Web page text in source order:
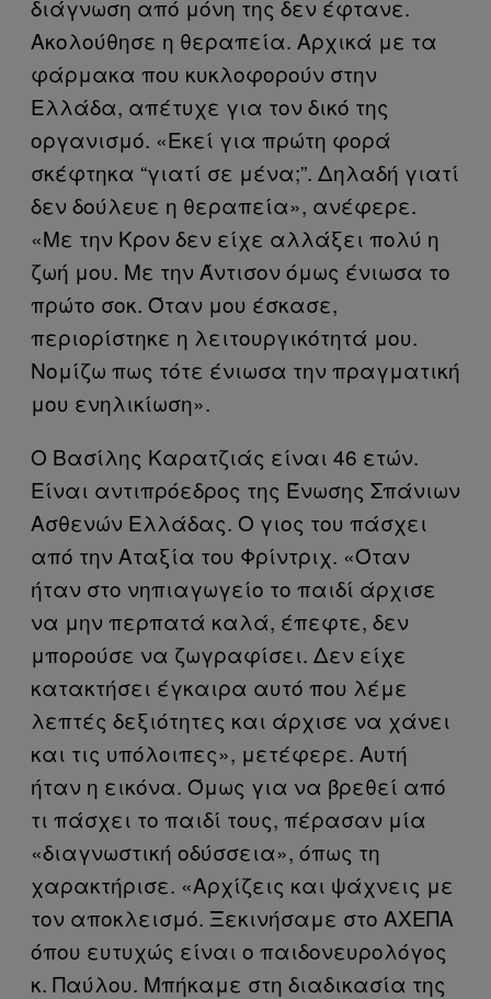
διάγνωση από μόνη της δεν έφτανε.
Ακολούθησε η θεραπεία. Αρχικά με τα
φάρμακα που κυκλοφορούν στην
Ελλάδα, απέτυχε για τον δικό της
οργανισμό. «Εκεί για πρώτη φορά
σκέφτηκα “γιατί σε μένα;”. Δηλαδή γιατί
δεν δούλευε η θεραπεία», ανέφερε.
«Με την Κρον δεν είχε αλλάξει πολύ η
ζωή μου. Με την Άντισον όμως ένιωσα το
πρώτο σοκ. Όταν μου έσκασε,
περιορίστηκε η λειτουργικότητά μου.
Νομίζω πως τότε ένιωσα την πραγματική
μου ενηλικίωση».
Ο Βασίλης Καρατζιάς είναι 46 ετών.
Είναι αντιπρόεδρος της Ένωσης Σπάνιων
Ασθενών Ελλάδας. Ο γιος του πάσχει
από την Αταξία του Φρίντριχ. «Όταν
ήταν στο νηπιαγωγείο το παιδί άρχισε
να μην περπατά καλά, έπεφτε, δεν
μπορούσε να ζωγραφίσει. Δεν είχε
κατακτήσει έγκαιρα αυτό που λέμε
λεπτές δεξιότητες και άρχισε να χάνει
και τις υπόλοιπες», μετέφερε. Αυτή
ήταν η εικόνα. Όμως για να βρεθεί από
τι πάσχει το παιδί τους, πέρασαν μία
«διαγνωστική οδύσσεια», όπως τη
χαρακτήρισε. «Αρχίζεις και ψάχνεις με
τον αποκλεισμό. Ξεκινήσαμε στο ΑΧΕΠΑ
όπου ευτυχώς είναι ο παιδονευρολόγος
κ. Παύλου. Μπήκαμε στη διαδικασία της